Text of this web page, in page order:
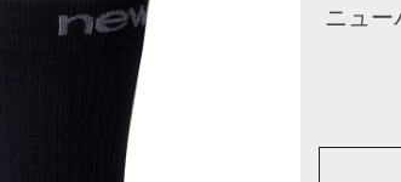
ニュ